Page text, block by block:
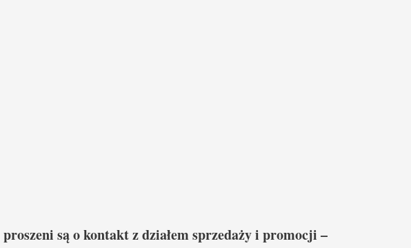
proszeni są o kontakt z działem sprzedaży i promocji –